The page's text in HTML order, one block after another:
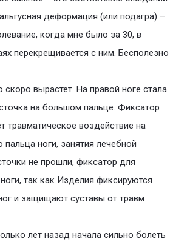
деформация (или подагра) –
когда мне было за 30, в
перекрещивается с ним. Бесполезно
скоро вырастет. На правой ноге стала
на большом пальце. Фиксатор
травматическое воздействие на
ноги, занятия лечебной
не прошли, фиксатор для
так как Изделия фиксируются
и защищают суставы от травм
лет назад начала сильно болеть